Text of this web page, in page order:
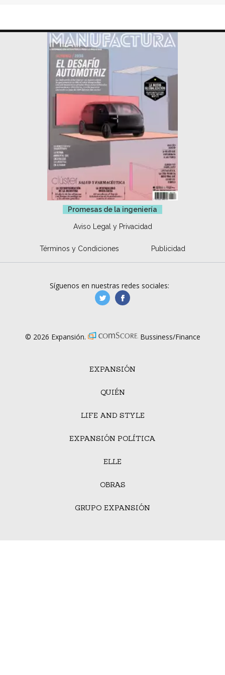
Promesas de la ingeniería
Aviso Legal y Privacidad
Términos y Condiciones Publicidad
EXPANSIÓN
QUIÉN
LIFE AND STYLE
EXPANSIÓN POLÍTICA
ELLE
OBRAS
GRUPO EXPANSIÓN
Síguenos en nuestras redes sociales:
manufacturaGE
© 2026 Expansión. Bussiness/Finance